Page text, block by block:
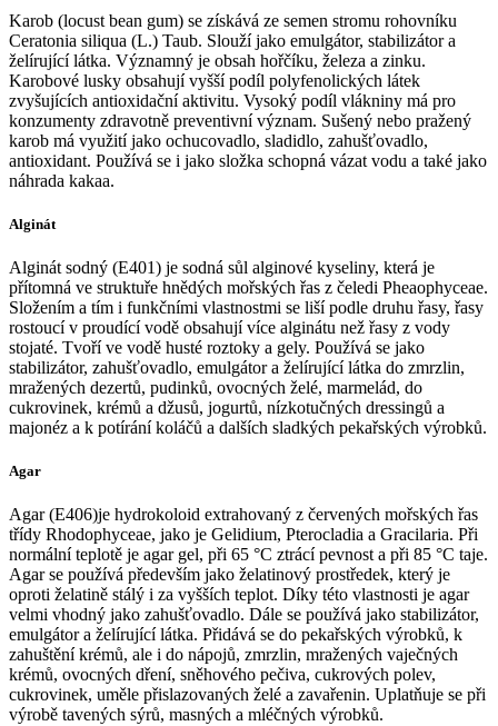
Karob (locust bean gum) se získává ze semen stromu rohovníku
Ceratonia siliqua (L.) Taub. Slouží jako emulgátor, stabilizátor a
želírující látka. Významný je obsah hořčíku, železa a zinku.
Karobové lusky obsahují vyšší podíl polyfenolických látek
zvyšujících antioxidační aktivitu. Vysoký podíl vlákniny má pro
konzumenty zdravotně preventivní význam. Sušený nebo pražený
karob má využití jako ochucovadlo, sladidlo, zahušťovadlo,
antioxidant. Používá se i jako složka schopná vázat vodu a také jako
náhrada kakaa.
Alginát
Alginát sodný (E401) je sodná sůl alginové kyseliny, která je
přítomná ve struktuře hnědých mořských řas z čeledi Pheaophyceae.
Složením a tím i funkčními vlastnostmi se liší podle druhu řasy, řasy
rostoucí v proudící vodě obsahují více alginátu než řasy z vody
stojaté. Tvoří ve vodě husté roztoky a gely. Používá se jako
stabilizátor, zahušťovadlo, emulgátor a želírující látka do zmrzlin,
mražených dezertů, pudinků, ovocných želé, marmelád, do
cukrovinek, krémů a džusů, jogurtů, nízkotučných dressingů a
majonéz a k potírání koláčů a dalších sladkých pekařských výrobků.
Agar
Agar (E406)je hydrokoloid extrahovaný z červených mořských řas
třídy Rhodophyceae, jako je Gelidium, Pterocladia a Gracilaria. Při
normální teplotě je agar gel, při 65 °C ztrácí pevnost a při 85 °C taje.
Agar se používá především jako želatinový prostředek, který je
oproti želatině stálý i za vyšších teplot. Díky této vlastnosti je agar
velmi vhodný jako zahušťovadlo. Dále se používá jako stabilizátor,
emulgátor a želírující látka. Přidává se do pekařských výrobků, k
zahuštění krémů, ale i do nápojů, zmrzlin, mražených vaječných
krémů, ovocných dření, sněhového pečiva, cukrových polev,
cukrovinek, uměle přislazovaných želé a zavařenin. Uplatňuje se při
výrobě tavených sýrů, masných a mléčných výrobků.